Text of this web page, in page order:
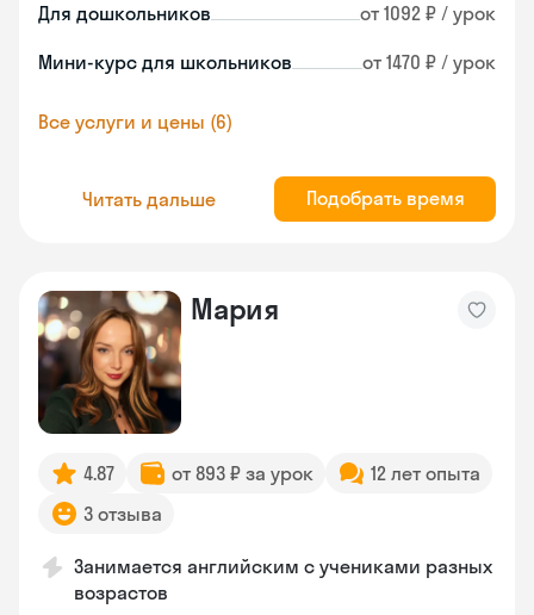
Для дошкольников от 1092 ₽ / урок
Мини-курс для школьников от 1470 ₽ / урок
Все услуги и цены (6)
Читать дальше Подобрать время
Мария
4.87 от 893 ₽ за урок
12 лет опыта
3 отзыва
Занимается английским с учениками разных
возрастов